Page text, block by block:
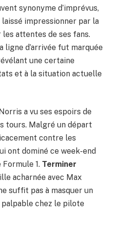
synonyme d’imprévus,
laissé impressionner par la
attentes de ses fans.
ligne d’arrivée fut marquée
une certaine
et à la situation actuelle
a vu ses espoirs de
tours. Malgré un départ
contre les
ont dominé ce week-end
Formule 1. Terminer
acharnée avec Max
suffit pas à masquer un
chez le pilote